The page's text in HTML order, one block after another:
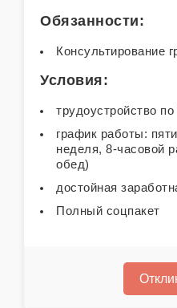
Обязанности:
Консультирование
Условия:
трудоустройство
график работы:
неделя, 8-часовой
обед)
достойная
Полный соцпакет